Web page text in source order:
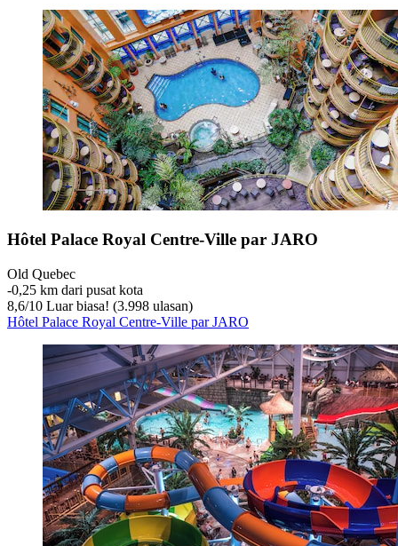
Hôtel Palace Royal Centre-Ville par JARO
Old Quebec
‐0,25 km dari pusat kota
8,6/10 Luar biasa! (3.998 ulasan)
Hôtel Palace Royal Centre-Ville par JARO